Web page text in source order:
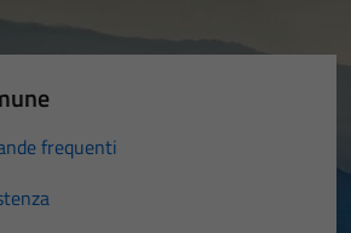
frequenti